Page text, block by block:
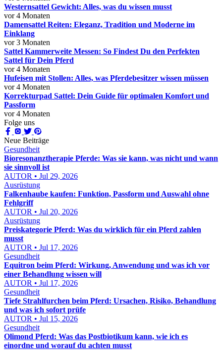
Westernsattel Gewicht: Alles, was du wissen musst
vor 4 Monaten
Damensattel Reiten: Eleganz, Tradition und Moderne im
Einklang
vor 3 Monaten
Sattel Kammerweite Messen: So Findest Du den Perfekten
Sattel für Dein Pferd
vor 4 Monaten
Hufeisen mit Stollen: Alles, was Pferdebesitzer wissen müssen
vor 4 Monaten
Korrekturpad Sattel: Dein Guide für optimalen Komfort und
Passform
vor 4 Monaten
Folge uns
Neue Beiträge
Gesundheit
Bioresonanztherapie Pferde: Was sie kann, was nicht und wann
sie sinnvoll ist
AUTOR • Jul 29, 2026
Ausrüstung
Falkenhaube kaufen: Funktion, Passform und Auswahl ohne
Fehlgriff
AUTOR • Jul 20, 2026
Ausrüstung
Preiskategorie Pferd: Was du wirklich für ein Pferd zahlen
musst
AUTOR • Jul 17, 2026
Gesundheit
Equitron beim Pferd: Wirkung, Anwendung und was ich vor
einer Behandlung wissen will
AUTOR • Jul 17, 2026
Gesundheit
Tiefe Strahlfurchen beim Pferd: Ursachen, Risiko, Behandlung
und was ich sofort prüfe
AUTOR • Jul 15, 2026
Gesundheit
Olimond Pferd: Was das Postbiotikum kann, wie ich es
einordne und worauf du achten musst